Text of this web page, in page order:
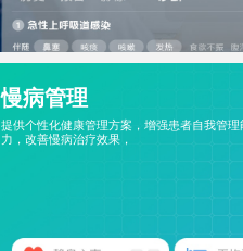
慢病管理
提供个性化健康管理方案，增强患者自我管理
力，改善慢病治疗效果，